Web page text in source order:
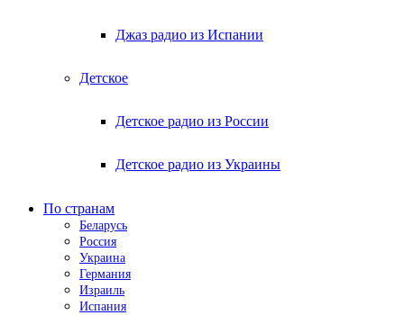
Джаз радио из Испании
Детское
Детское радио из России
Детское радио из Украины
По странам
Беларусь
Россия
Украина
Германия
Израиль
Испания